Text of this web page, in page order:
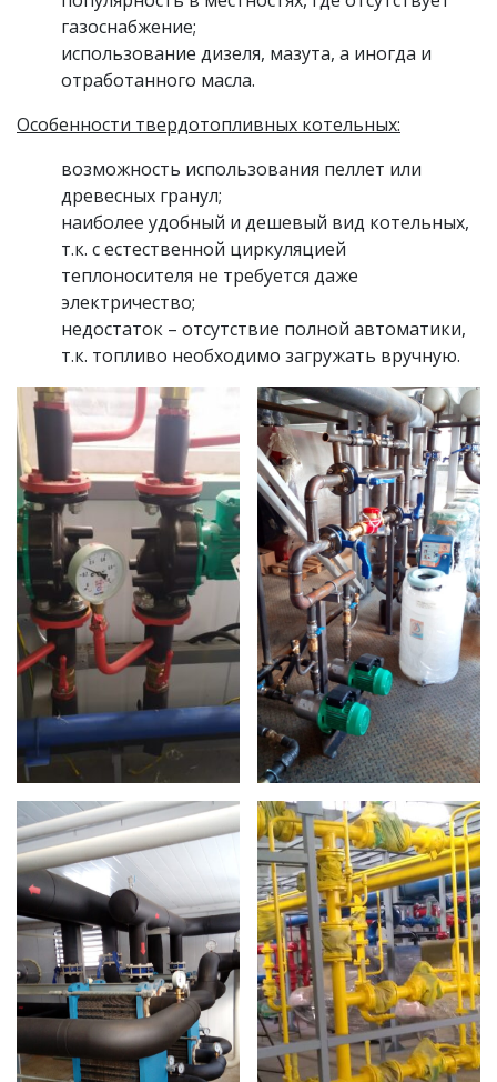
газоснабжение;
использование дизеля, мазута, а иногда и
отработанного масла.
Особенности твердотопливных котельных:
возможность использования пеллет или
древесных гранул;
наиболее удобный и дешевый вид котельных,
т.к. с естественной циркуляцией
теплоносителя не требуется даже
электричество;
недостаток – отсутствие полной автоматики,
т.к. топливо необходимо загружать вручную.